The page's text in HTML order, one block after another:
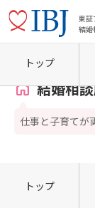
東証
結婚
ホーム 大阪府の結婚
結婚相
仕事と子育てが
トップ
トップ